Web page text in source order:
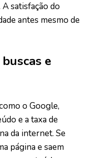
satisfação do
antes mesmo de
e
o Google,
e a taxa de
da internet. Se
página e saem